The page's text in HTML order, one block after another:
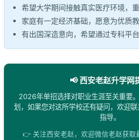
希望大学期间接触真实医疗环境，
家庭有一定经济基础，愿意为优质
有出国深造意向，希望通过专科平台
📢 西安老赵升学网
2026年单招选择对职业生涯至关重要
划，如果您对这所学校还有疑问，欢迎
指导。
👉 关注西安老赵，欢迎微信老赵获取